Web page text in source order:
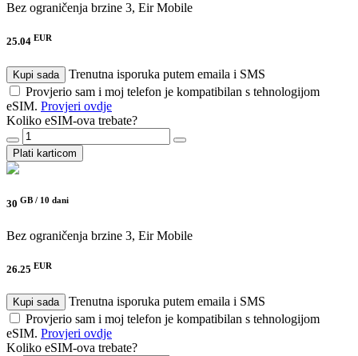
Bez ograničenja brzine 3, Eir Mobile
25.04 EUR
Kupi sada
Trenutna isporuka putem emaila i SMS
Provjerio sam i moj telefon je kompatibilan s tehnologijom
eSIM. Provjeri ovdje
Koliko eSIM-ova trebate?
Plati karticom
30 GB / 10 dani
Bez ograničenja brzine 3, Eir Mobile
26.25 EUR
Kupi sada
Trenutna isporuka putem emaila i SMS
Provjerio sam i moj telefon je kompatibilan s tehnologijom
eSIM. Provjeri ovdje
Koliko eSIM-ova trebate?